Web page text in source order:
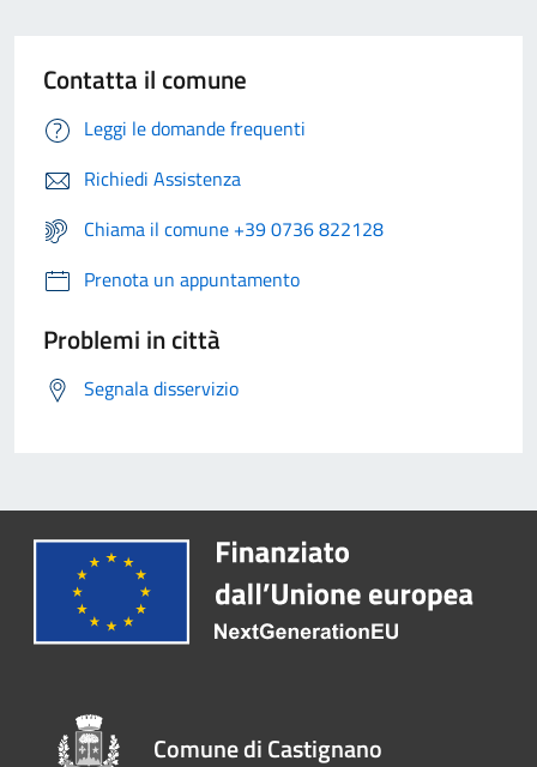
Contatta il comune
Leggi le domande frequenti
Richiedi Assistenza
Chiama il comune +39 0736 822128
Prenota un appuntamento
Problemi in città
Segnala disservizio
Comune di Castignano